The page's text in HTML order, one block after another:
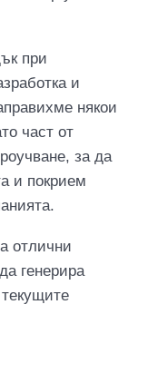
при
и
някои
част от
за да
и покрием
отлични
генерира